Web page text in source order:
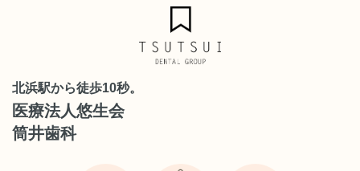
北浜駅から徒歩10秒。
医療法人悠生会
筒井歯科